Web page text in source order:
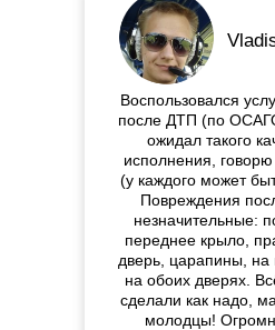
Воспользовался
после ДТП (по
ожидал такого
исполнения, говорю
(у каждого может
Повреждения
незначительные:
переднее крыло,
дверь, царапины, на
на обоих дверях.
сделали как надо,
молодцы!